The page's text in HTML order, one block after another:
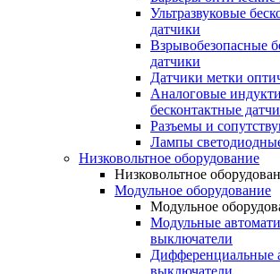
Ультразвуковые
датчики
Взрывобезопасные
датчики
Датчики метки
Аналоговые
бесконтактные
Разъемы и
Лампы
Низковольтное оборудование
Низковольтное
Модульное оборудование
Модульное
Модульные
выключатели
Дифференциальные
выключатели